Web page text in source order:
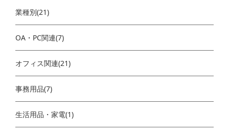
業種別(21)
OA・PC関連(7)
オフィス関連(21)
事務用品(7)
生活用品・家電(1)